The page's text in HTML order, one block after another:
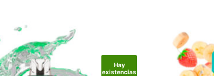
Hay
existencias